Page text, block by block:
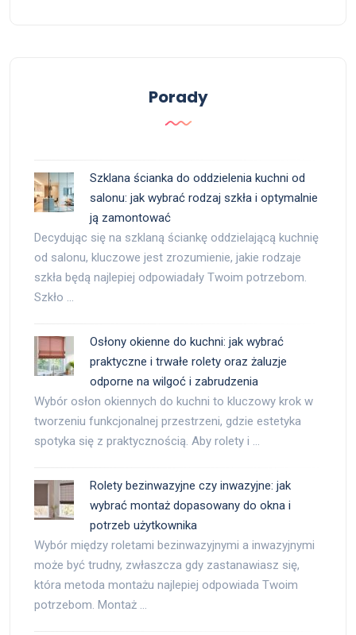
Porady
Szklana ścianka do oddzielenia kuchni od
salonu: jak wybrać rodzaj szkła i optymalnie
ją zamontować
Decydując się na szklaną ściankę oddzielającą kuchnię
od salonu, kluczowe jest zrozumienie, jakie rodzaje
szkła będą najlepiej odpowiadały Twoim potrzebom.
Szkło …
Osłony okienne do kuchni: jak wybrać
praktyczne i trwałe rolety oraz żaluzje
odporne na wilgoć i zabrudzenia
Wybór osłon okiennych do kuchni to kluczowy krok w
tworzeniu funkcjonalnej przestrzeni, gdzie estetyka
spotyka się z praktycznością. Aby rolety i …
Rolety bezinwazyjne czy inwazyjne: jak
wybrać montaż dopasowany do okna i
potrzeb użytkownika
Wybór między roletami bezinwazyjnymi a inwazyjnymi
może być trudny, zwłaszcza gdy zastanawiasz się,
która metoda montażu najlepiej odpowiada Twoim
potrzebom. Montaż …